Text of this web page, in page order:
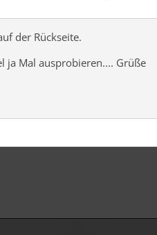
der Rückseite.
ja Mal ausprobieren.... Grüße